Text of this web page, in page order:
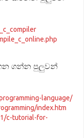
ගන්න පුලුවන්
language/
index.htm
c-tutorial-for-